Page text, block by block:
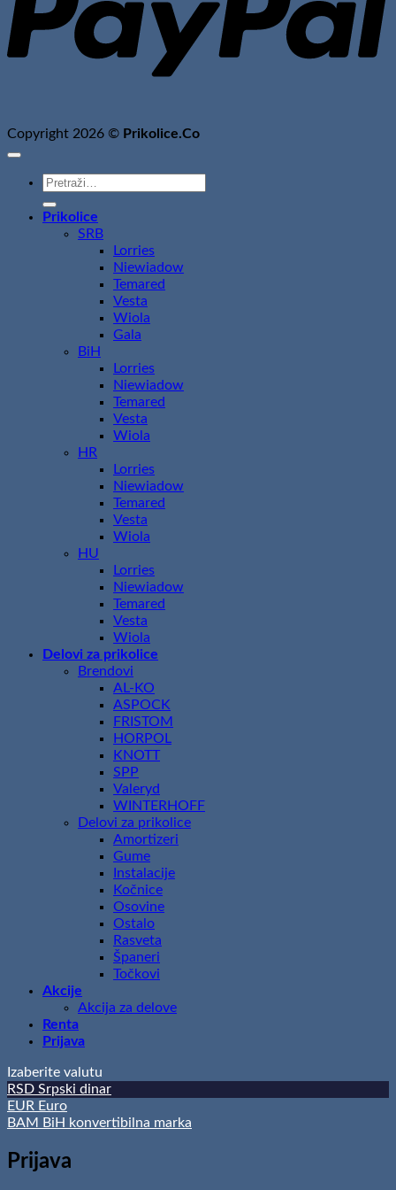
Copyright 2026 © Prikolice.Co
Pretraži:
Prikolice
SRB
Lorries
Niewiadow
Temared
Vesta
Wiola
Gala
BiH
Lorries
Niewiadow
Temared
Vesta
Wiola
HR
Lorries
Niewiadow
Temared
Vesta
Wiola
HU
Lorries
Niewiadow
Temared
Vesta
Wiola
Delovi za prikolice
Brendovi
AL-KO
ASPOCK
FRISTOM
HORPOL
KNOTT
SPP
Valeryd
WINTERHOFF
Delovi za prikolice
Amortizeri
Gume
Instalacije
Kočnice
Osovine
Ostalo
Rasveta
Španeri
Točkovi
Akcije
Akcija za delove
Renta
Prijava
Izaberite valutu
RSD Srpski dinar
EUR Euro
BAM
BiH konvertibilna marka
Prijava